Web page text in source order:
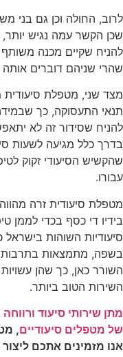
לרוב, החולה וכן גם בני
שכן הקשר עמה נגיש
להניח שקיים מכנה
שהרי שניהם דוברים
מצד שני, מטפלת סיעודית
תנאי התעסוקה, כך
להניח שסידור זה לא
בדרך כלל מגיעה לשעות
עבורו.
מטפלת סיעודית זרה
בידיו די כסף בכדי לממן
סיעודיות השוהות
בשפה, מתמצאות בתרבות
השורר כאן, כך שהן
השירות הטוב ביותר.
מתן שירותי סיעוד ורווחה
של מטפלים סיעודיים,
אנו מזמינים אתכם